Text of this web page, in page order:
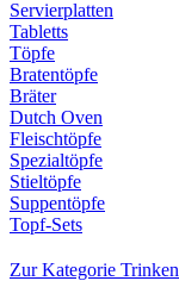
Servierplatten
Tabletts
Töpfe
Bratentöpfe
Bräter
Dutch Oven
Fleischtöpfe
Spezialtöpfe
Stieltöpfe
Suppentöpfe
Topf-Sets
Zur Kategorie Trinken